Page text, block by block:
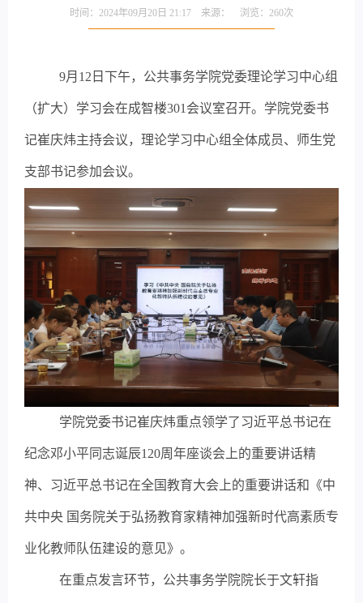
时间：2024年09月20日 21:17 来源： 浏览： 260次
9月12日下午，公共事务学院党委理论学习中心组
（扩大）学习会在成智楼301会议室召开。学院党委书
记崔庆炜主持会议，理论学习中心组全体成员、师生党
支部书记参加会议。
学院党委书记崔庆炜重点领学了习近平总书记在
纪念邓小平同志诞辰120周年座谈会上的重要讲话精
神、习近平总书记在全国教育大会上的重要讲话和《中
共中央 国务院关于弘扬教育家精神加强新时代高素质专
业化教师队伍建设的意见》。
在重点发言环节，公共事务学院院长于文轩指